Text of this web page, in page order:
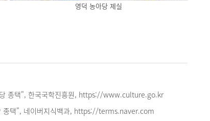
영덕 농아당 제실
종택", 한국국학진흥원, https://www.culture.go.kr
종택", 네이버지식백과, https://terms.naver.com